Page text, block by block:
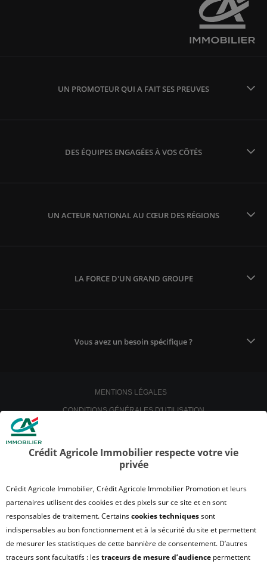
UN PROMOTEUR QUI A FAIT SES PREUVES
DES ÉQUIPES ENGAGÉES À VOS CÔTÉS
UN ACTEUR NATIONAL AU CŒUR DES RÉGIONS
LA FORCE D'UN GRAND GROUPE
Vous avez un besoin spécifique ?
MENTIONS LÉGALES
CONDITIONS GÉNÉRALES D'UTILISATION
SATISFACTION CLIENT
UN PROBLÈME SUR LE SITE ?
PLAN DU SITE
QUI SOMMES NOUS ?
Crédit Agricole Immobilier respecte votre vie
privée
Crédit Agricole Immobilier, Crédit Agricole Immobilier Promotion et leurs
partenaires utilisent des cookies et des pixels sur ce site et en sont
responsables de traitement. Certainscookies techniquessont
indispensables au bon fonctionnement et à la sécurité du site et permettent
de mesurer les statistiques de cette bannière de consentement. D’autres
traceurs sont facultatifs : lestraceurs de mesure d’audience permettent